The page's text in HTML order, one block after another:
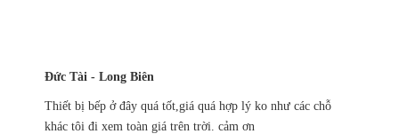
Đức Tài - Long Biên
Thiết bị bếp ở đây quá tốt,giá quá hợp lý ko như các chỗ
khác tôi đi xem toàn giá trên trời. cảm ơn